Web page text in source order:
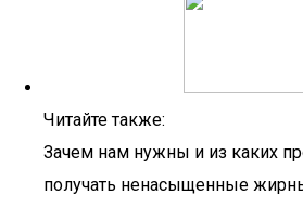
Читайте также:
Зачем нам нужны и из каких
получать ненасыщенные